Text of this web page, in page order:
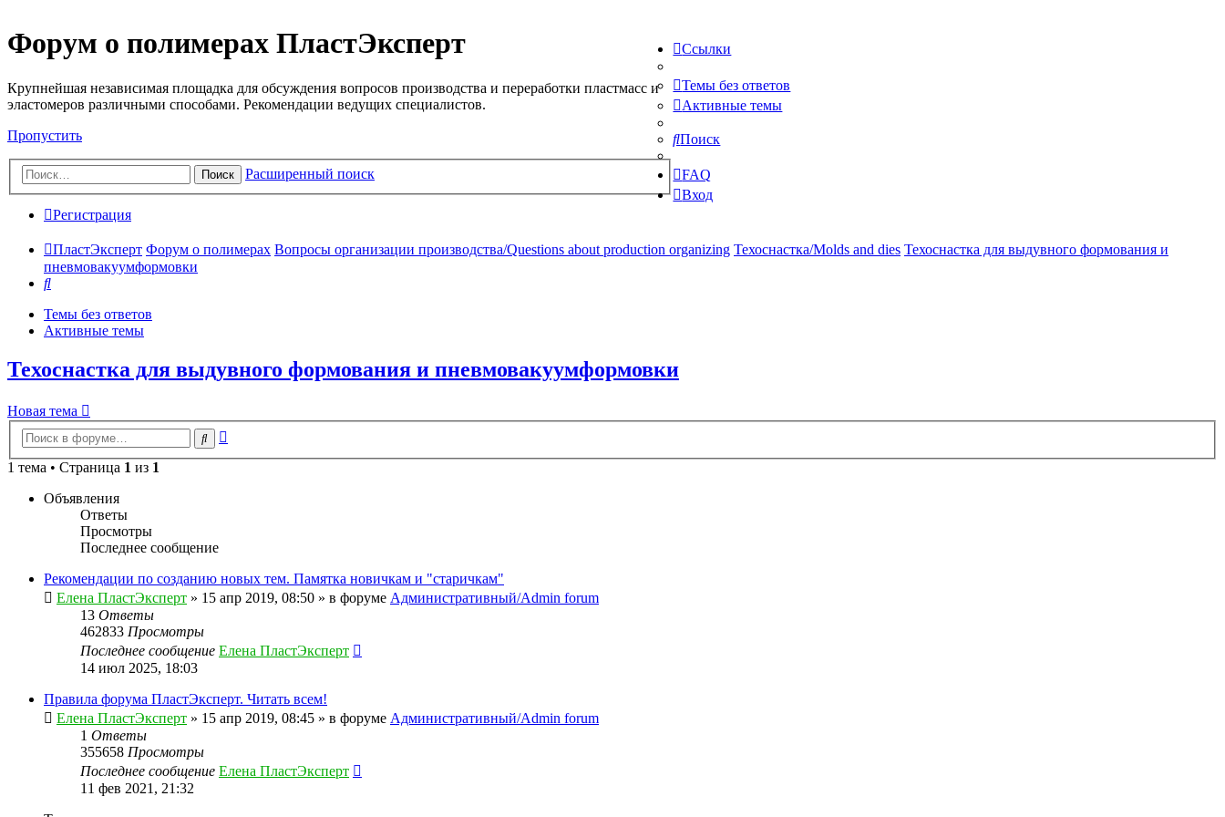
Форум о полимерах ПластЭксперт
Крупнейшая независимая площадка для обсуждения вопросов производства и переработки пластмасс и
эластомеров различными способами. Рекомендации ведущих специалистов.
Пропустить
Поиск Расширенный поиск
Ссылки
Темы без ответов
Активные темы
Поиск
FAQ
Вход
Регистрация
ПластЭксперт Форум о полимерах Вопросы организации производства/Questions about production organizing Техоснастка/Molds and dies Техоснастка для выдувного формования и
пневмовакуумформовки
Поиск
Темы без ответов
Активные темы
Техоснастка для выдувного формования и пневмовакуумформовки
Новая тема
Поиск
1 тема • Страница 1 из 1
Объявления
Ответы
Просмотры
Последнее сообщение
Рекомендации по созданию новых тем. Памятка новичкам и "старичкам"
Елена ПластЭксперт » 15 апр 2019, 08:50 » в форуме Административный/Admin forum
13 Ответы
462833 Просмотры
Последнее сообщение Елена ПластЭксперт
14 июл 2025, 18:03
Правила форума ПластЭксперт. Читать всем!
Елена ПластЭксперт » 15 апр 2019, 08:45 » в форуме Административный/Admin forum
1 Ответы
355658 Просмотры
Последнее сообщение Елена ПластЭксперт
11 фев 2021, 21:32